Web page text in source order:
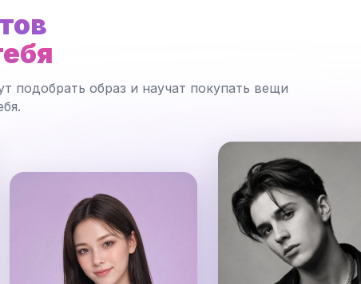
подобрать образ и научат покупать вещи